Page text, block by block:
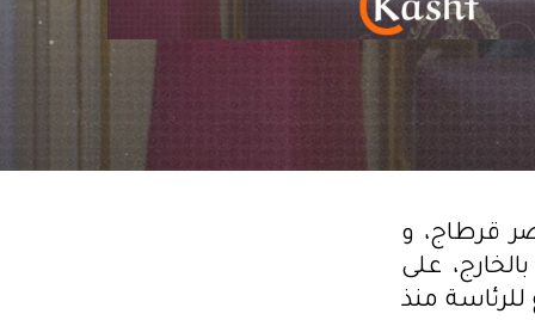
قرطاج، و
على
منذ